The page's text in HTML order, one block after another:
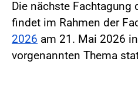
Die nächste Fachtagung
findet im Rahmen der
2026 am 21. Mai 2026
vorgenannten Thema